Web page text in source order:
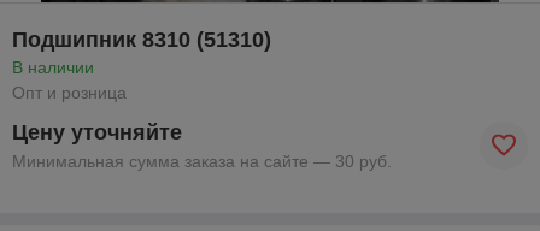
Подшипник 8310 (51310)
В наличии
Опт и розница
Цену уточняйте
Минимальная сумма заказа на сайте — 30 руб.